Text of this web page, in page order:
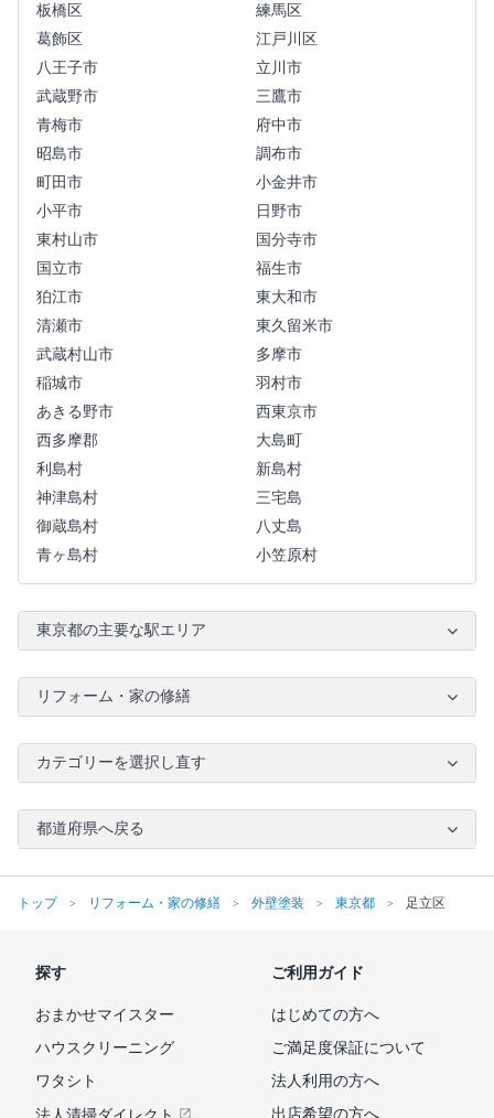
板橋区
練馬区
葛飾区
江戸川区
八王子市
立川市
武蔵野市
三鷹市
青梅市
府中市
昭島市
調布市
町田市
小金井市
小平市
日野市
東村山市
国分寺市
国立市
福生市
狛江市
東大和市
清瀬市
東久留米市
武蔵村山市
多摩市
稲城市
羽村市
あきる野市
西東京市
西多摩郡
大島町
利島村
新島村
神津島村
三宅島
御蔵島村
八丈島
青ヶ島村
小笠原村
東京都の主要な駅エリア
リフォーム・家の修繕
カテゴリーを選択し直す
都道府県へ戻る
トップ リフォーム・家の修繕 外壁塗装 東京都 足立区
探す
おまかせマイスター
ハウスクリーニング
ワタシト
ご利用ガイド
はじめての方へ
ご満足度保証について
法人利用の方へ
出店希望の方へ